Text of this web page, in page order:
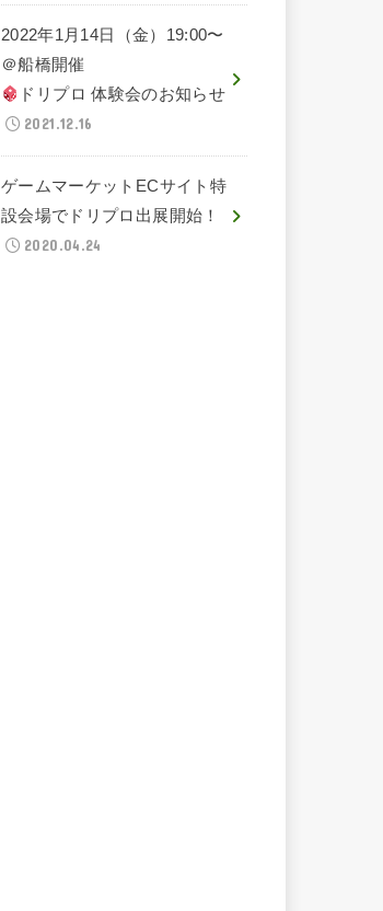
2022年1月14日（金）19:00〜
＠船橋開催
ドリプロ 体験会のお知らせ
2021.12.16
ゲームマーケットECサイト特
設会場でドリプロ出展開始！
2020.04.24